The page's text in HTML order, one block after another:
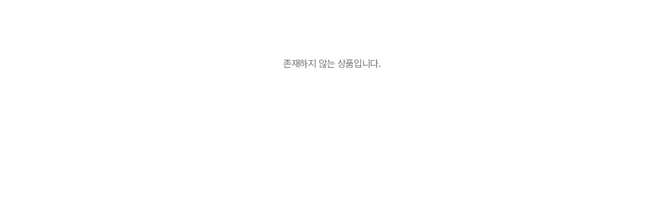
존재하지 않는 상품입니다.